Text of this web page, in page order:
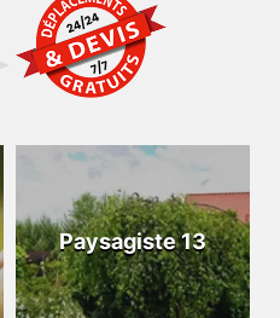
Paysagiste 13